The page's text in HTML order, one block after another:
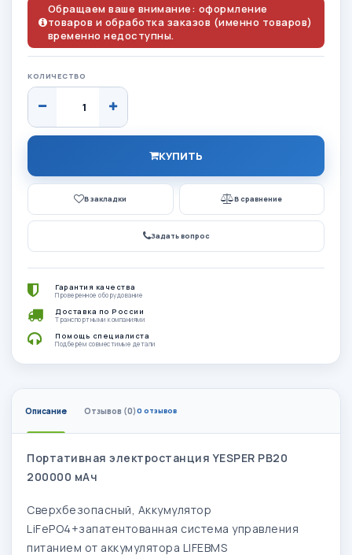
Обращаем ваше внимание: оформление
товаров и обработка заказов (именно товаров)
временно недоступны.
КОЛИЧЕСТВО
КУПИТЬ
В закладки В сравнение
Задать вопрос
Гарантия качества
Проверенное оборудование
Доставка по России
Транспортными компаниями
Помощь специалиста
Подберём совместимые детали
Описание Отзывов (0)0 отзывов
Портативная электростанция YESPER PB20
200000 мАч
Сверхбезопасный, Аккумулятор
LiFePO4+запатентованная система управления
питанием от аккумуляторa LIFEBMS